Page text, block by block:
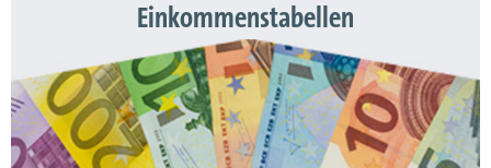
Einkommenstabellen